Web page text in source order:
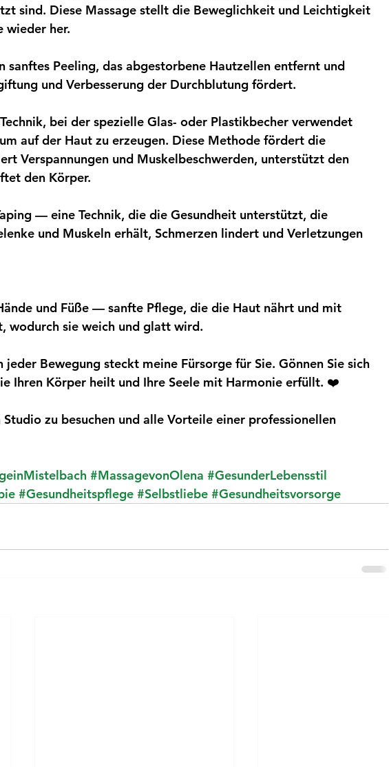
sind. Diese Massage stellt die Beweglichkeit und Leichtigkeit
wieder her.
sanftes Peeling, das abgestorbene Hautzellen entfernt und
und Verbesserung der Durchblutung fördert.
bei der spezielle Glas- oder Plastikbecher verwendet
auf der Haut zu erzeugen. Diese Methode fördert die
Verspannungen und Muskelbeschwerden, unterstützt den
den Körper.
— eine Technik, die die Gesundheit unterstützt, die
und Muskeln erhält, Schmerzen lindert und Verletzungen
und Füße — sanfte Pflege, die die Haut nährt und mit
wodurch sie weich und glatt wird.
jeder Bewegung steckt meine Fürsorge für Sie. Gönnen Sie sich
Ihren Körper heilt und Ihre Seele mit Harmonie erfüllt. ❤️
Studio zu besuchen und alle Vorteile einer professionellen
#MassagevonOlena #GesunderLebensstil
#Gesundheitspflege #Selbstliebe #Gesundheitsvorsorge